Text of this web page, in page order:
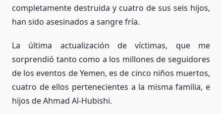
completamente destruida y cuatro de sus seis hijos,
han sido asesinados a sangre fría.
La última actualización de víctimas, que me
sorprendió tanto como a los millones de seguidores
de los eventos de Yemen, es de cinco niños muertos,
cuatro de ellos pertenecientes a la misma familia, e
hijos de Ahmad Al-Hubishi.